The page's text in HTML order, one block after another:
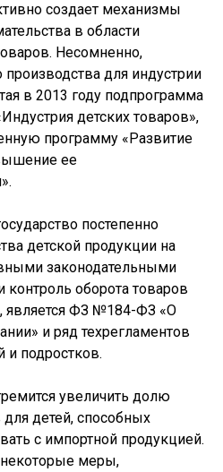
создает механизмы
в области
Несомненно,
для индустрии
в 2013 году подпрограмма
детских товаров»,
программу «Развитие
ее
постепенно
детской продукции на
законодательными
оборота товаров
является ФЗ №184-ФЗ «О
и ряд техрегламентов
и подростков.
увеличить долю
детей, способных
с импортной продукцией.
некоторые меры,